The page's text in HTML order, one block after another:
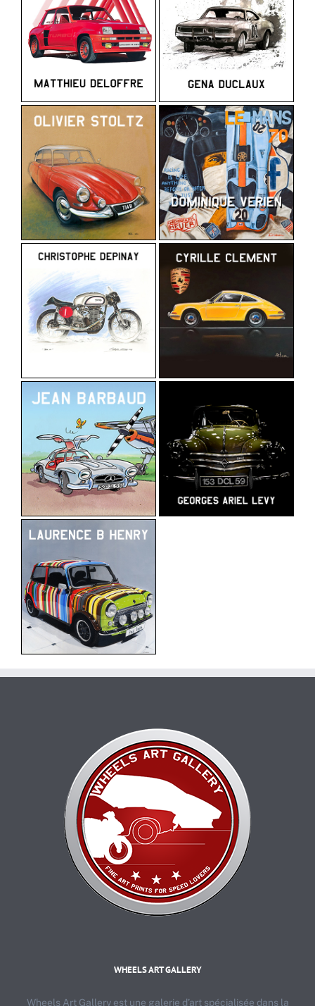
WHEELS ART GALLERY
Wheels Art Gallery est une galerie d’art spécialisée dans la